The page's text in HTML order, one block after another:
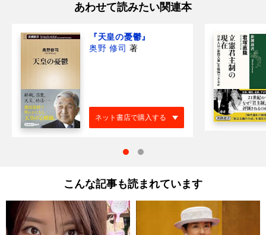
あわせて読みたい関連本
『天皇の憂鬱』
奥野 修司 著
ネット書店で購入する
こんな記事も読まれています